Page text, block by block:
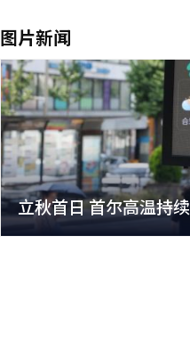
图片新闻
立秋首日 首尔高温持续